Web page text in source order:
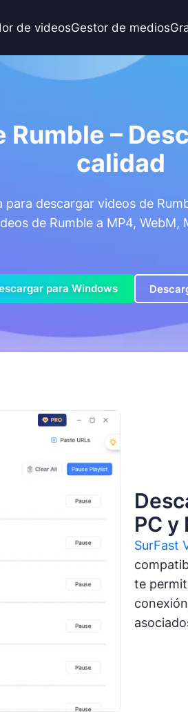
de videosGestor de medios
–
calidad
descargar videos de
de Rumble a MP4, WebM,
para Windows
PC y
SurFast
te